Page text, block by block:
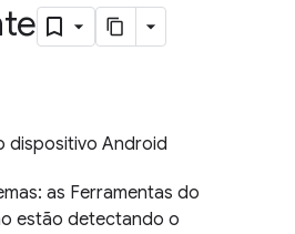
dispositivo Android
as Ferramentas do
estão detectando o